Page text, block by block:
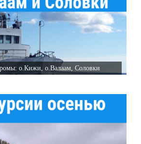
о.Кижи, о.Валаам, Соловки